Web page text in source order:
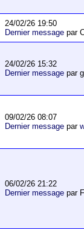
24/02/26 19:50
Dernier messagepar
24/02/26 15:32
Dernier messagepar
09/02/26 08:07
Dernier messagepar
06/02/26 21:22
Dernier messagepar